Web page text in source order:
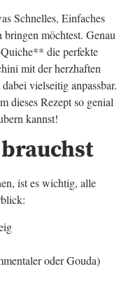
Schnelles, Einfaches
möchtest. Genau
die perfekte
mit der herzhaften
vielseitig anpassbar.
dieses Rezept so genial
kannst!
ist es wichtig, alle
oder Gouda)